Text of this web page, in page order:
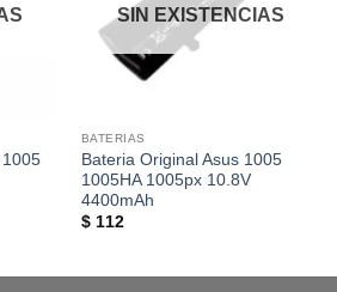
1005
SIN EXISTENCIAS
BATERIAS
Bateria Original Asus 1005
1005HA 1005px 10.8V
4400mAh
$112